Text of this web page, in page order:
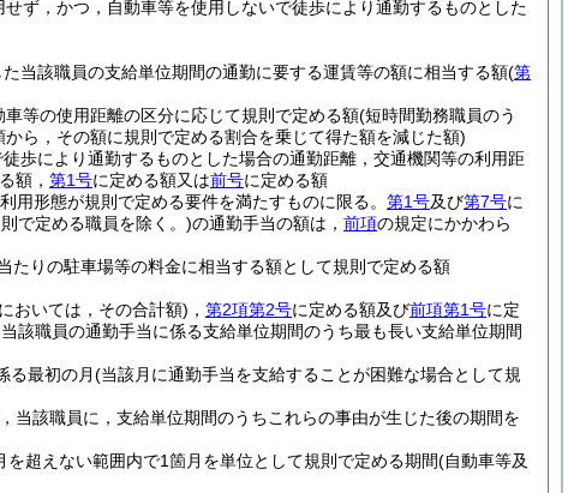
ず，かつ，自動車等を使用しないで徒歩により通勤するものとした
当該職員の支給単位期間の通勤に要する運賃等の額に相当する額(第
等の使用距離の区分に応じて規則で定める額(短時間勤務職員のう
ら，その額に規則で定める割合を乗じて得た額を減じた額)
により通勤するものとした場合の通勤距離，交通機関等の利用距
額， 第1号に定める額又は前号に定める額
用形態が規則で定める要件を満たすものに限る。 第1号及び第7号に
で定める職員を除く。)の通勤手当の額は， 前項の規定にかかわら
りの駐車場等の料金に相当する額として規則で定める額
おいては，その合計額) ， 第2項第2号に定める額及び前項第1号に定
該職員の通勤手当に係る支給単位期間のうち最も長い支給単位期間
る最初の月(当該月に通勤手当を支給することが困難な場合として規
該職員に，支給単位期間のうちこれらの事由が生じた後の期間を
超えない範囲内で1箇月を単位として規則で定める期間(自動車等及